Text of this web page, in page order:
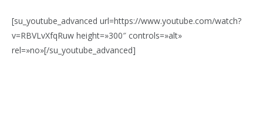
[su_youtube_advanced url=https://www.youtube.com/watch?
v=RBVLvXfqRuw height=»300″ controls=»alt»
rel=»no»[/su_youtube_advanced]